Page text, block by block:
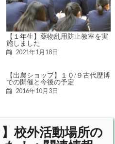
【１年生】薬物乱用防止教室を実
施しました
2021年1月18日
【出農ショップ】１０/９古代歴博
での開催と今後の予定
2016年10月3日
】校外活動場所の